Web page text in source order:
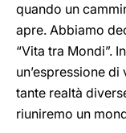
quando un
apre. Abbiamo
“Vita tra Mondi”.
un’espressione
tante realtà
riuniremo un